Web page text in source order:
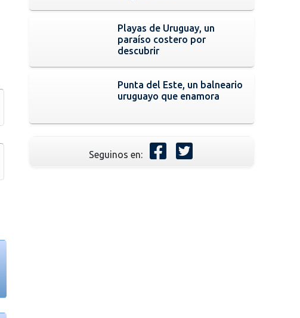
Playas de Uruguay, un
paraíso costero por
descubrir
Punta del Este, un balneario
uruguayo que enamora
Seguinos en: